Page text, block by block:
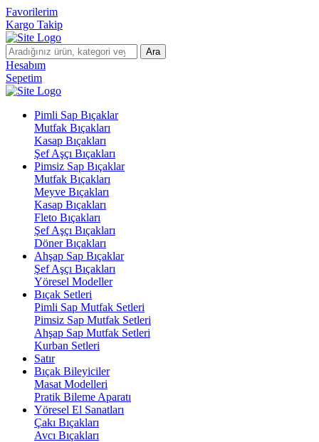
Favorilerim
Kargo Takip
Ara
Hesabım
Sepetim
Pimli Sap Bıçaklar
Mutfak Bıçakları
Kasap Bıçakları
Şef Aşçı Bıçakları
Pimsiz Sap Bıçaklar
Mutfak Bıçakları
Meyve Bıçakları
Kasap Bıçakları
Fleto Bıçakları
Şef Aşçı Bıçakları
Döner Bıçakları
Ahşap Sap Bıçaklar
Şef Aşçı Bıçakları
Yöresel Modeller
Bıçak Setleri
Pimli Sap Mutfak Setleri
Pimsiz Sap Mutfak Setleri
Ahşap Sap Mutfak Setleri
Kurban Setleri
Satır
Bıçak Bileyiciler
Masat Modelleri
Pratik Bileme Aparatı
Yöresel El Sanatları
Çakı Bıçakları
Avcı Bıçakları